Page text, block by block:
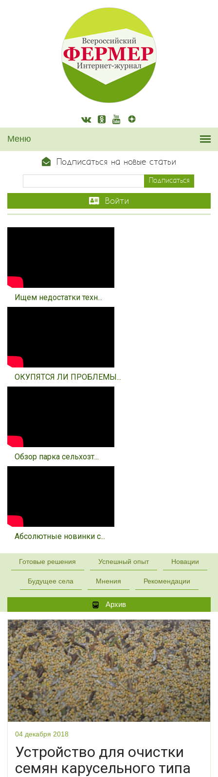
Подписаться на новые статьи
Войти
Ищем недостатки техн...
ОКУПЯТСЯ ЛИ ПРОБЛЕМЫ...
Обзор парка сельхозт...
Абсолютные новинки с...
Готовые решения Успешный опыт Новации
Будущее села Мнения Рекомендации
Архив
04 декабря 2018
Устройство для очистки
семян карусельного типа